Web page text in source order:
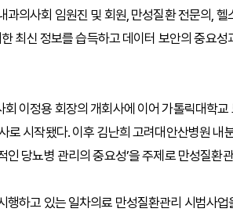
과의사회 임원진 및 회원, 만성질환 전문의,
한 최신 정보를 습득하고 데이터 보안의 중요
이정용 회장의 개회사에 이어 가톨릭대학
로 시작됐다. 이후 김난희 고려대안산병원 내
인 당뇨병 관리의 중요성’을 주제로 만성질환
행하고 있는 일차의료 만성질환관리 시범사